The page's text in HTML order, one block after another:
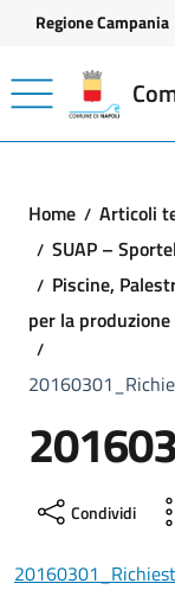
Vai ai contenuti
Vai al footer
Regione Campania
Home
Articoli
SUAP –
Piscine,
per la
Condividi